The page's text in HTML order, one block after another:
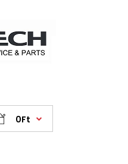
0Ft